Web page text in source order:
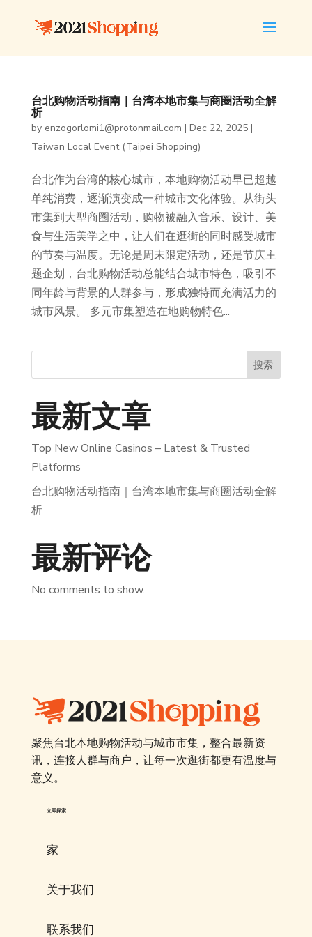
台北购物活动指南｜台湾本地市集与商圈活动全解
析
by enzogorlomi1@protonmail.com | Dec 22, 2025|
Taiwan Local Event (Taipei Shopping)
台北作为台湾的核心城市，本地购物活动早已超越
单纯消费，逐渐演变成一种城市文化体验。从街头
市集到大型商圈活动，购物被融入音乐、设计、美
食与生活美学之中，让人们在逛街的同时感受城市
的节奏与温度。无论是周末限定活动，还是节庆主
题企划，台北购物活动总能结合城市特色，吸引不
同年龄与背景的人群参与，形成独特而充满活力的
城市风景。 多元市集塑造在地购物特色...
搜索
最新文章
Top New Online Casinos – Latest & Trusted
Platforms
台北购物活动指南｜台湾本地市集与商圈活动全解
析
最新评论
No comments to show.
聚焦台北本地购物活动与城市市集，整合最新资
讯，连接人群与商户，让每一次逛街都更有温度与
意义。
立即探索
家
关于我们
联系我们